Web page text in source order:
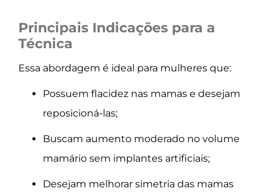
Principais Indicações para a
Técnica
Essa abordagem é ideal para mulheres que:
Possuem flacidez nas mamas e desejam
reposicioná-las;
Buscam aumento moderado no volume
mamário sem implantes artificiais;
Desejam melhorar simetria das mamas